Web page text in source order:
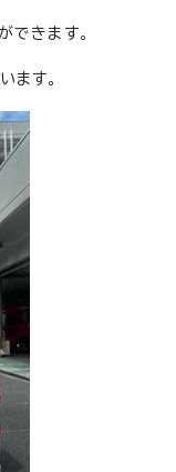
できます。
ます。